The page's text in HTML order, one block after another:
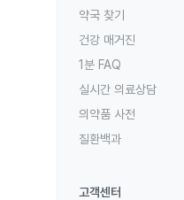
약국 찾기
건강 매거진
1분 FAQ
실시간 의료상담
의약품 사전
질환백과
고객센터